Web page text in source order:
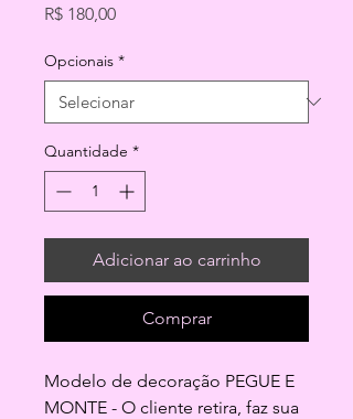
R$ 180,00Preço
Opcionais *
Quantidade *
Adicionar ao carrinho
Comprar
Modelo de decoração PEGUE E
MONTE - O cliente retira, faz sua